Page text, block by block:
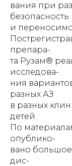
вания при
безопасность
и
препара-
та Рузам®
исследова-
ния
разных АЗ
в разных
детей.
По
опублико-
вано большое
дис-